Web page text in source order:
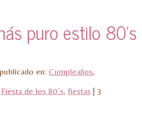
puro estilo 80’s
publicado en: Cumpleaños,
Fiesta de los 80´s, fiestas | 3